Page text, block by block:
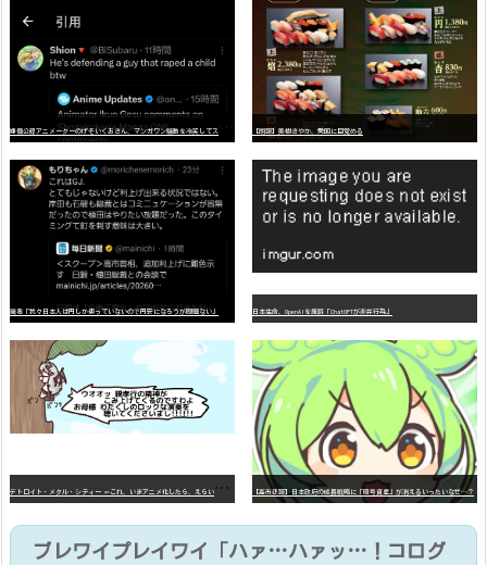
【朗報】美樹さやか、愛国に目覚める
識者「我々日本人は円しか使っていないので円安になろうが問題ない」 日本生命、OpenAIを提訴「ChatGPTが非弁行為」
デ
トロイト・メタル・シティー ⇐これ、いまアニメ化したら、えらいことになってたよな？ 【高市悲報】日本政府の成長戦略に「暗号資産」が消えるいったいなぜ…？
ブレワイプレイワイ「ハァ…ハァッ…！コログ